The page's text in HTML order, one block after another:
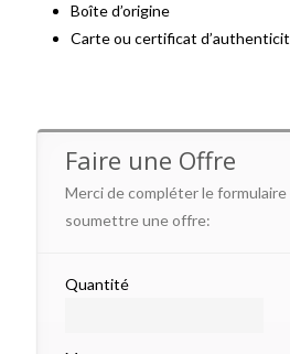
Boîte d’origine
Carte ou certificat
Faire une Offre
Merci de compléter le
soumettre une offre:
Quantité